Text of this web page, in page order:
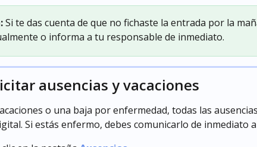
Si te das cuenta de que no fichaste la entrada por la
o informa a tu responsable de inmediato.
ausencias y vacaciones
o una baja por enfermedad, todas las
Si estás enfermo, debes comunicarlo de inmediato